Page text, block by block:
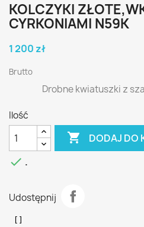
KOLCZYKI
CYRKONIAMI N59K
1 200 zł
Brutto
Drobne kwiatuszki z
Ilość
 DODAJ DO
 .
Udostępnij